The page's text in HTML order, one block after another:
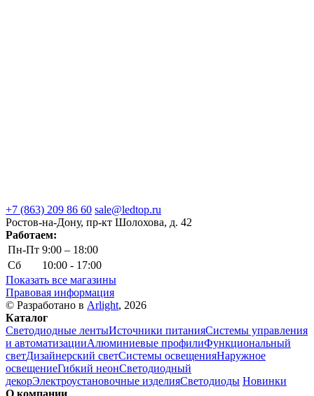
+7 (863) 209 86 60 sale@ledtop.ru
Ростов-на-Дону, пр-кт Шолохова, д. 42
Работаем:
Пн-Пт 9:00 – 18:00
Сб
10:00 - 17:00
Показать все магазины
Правовая информация
© Разработано в Arlight, 2026
Каталог
Светодиодные лентыИсточники питанияСистемы управления
и автоматизацииАлюминиевые профилиФункциональный
светДизайнерский светСистемы освещенияНаружное
освещениеГибкий неонСветодиодный
декорЭлектроустановочные изделияСветодиоды Новинки
О компании